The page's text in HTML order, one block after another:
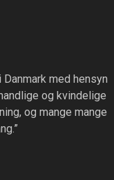
med hensyn
og kvindelige
og mange mange